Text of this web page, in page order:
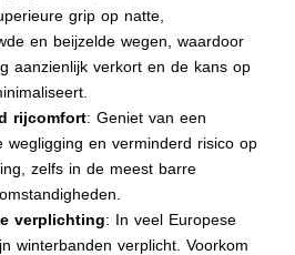
grip op natte,
en beijzelde wegen, waardoor
aanzienlijk verkort en de kans op
rijcomfort: Geniet van een
wegligging en verminderd risico op
zelfs in de meest barre
verplichting: In veel Europese
winterbanden verplicht. Voorkom